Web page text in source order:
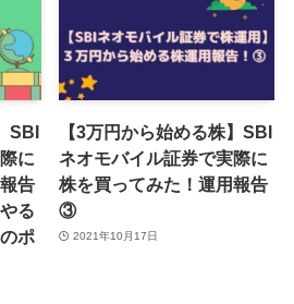
SBI
に
告
る
ポ
【3万円から始める株】SBI
ネオモバイル証券で実際に
株を買ってみた！運用報告
③
2021年10月17日